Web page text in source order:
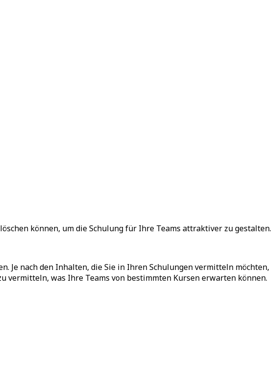
können, um die Schulung für Ihre Teams attraktiver zu gestalten.
Je nach den Inhalten, die Sie in Ihren Schulungen vermitteln möchten,
vermitteln, was Ihre Teams von bestimmten Kursen erwarten können.